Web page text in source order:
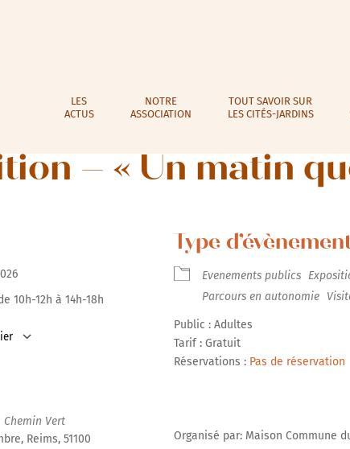
LES
ACTUS
NOTRE
ASSOCIATION
TOUT SAVOIR SUR
LES CITÉS-JARDINS
– « Un matin
10h-12h à 14h-18h
iCalendar
Vert
Reims, 51100
Type
Evenements publics
Parcours en autonomie
Public : Adultes
Tarif : Gratuit
Réservations : Pas de réservation
Organisé par: Maison Commune